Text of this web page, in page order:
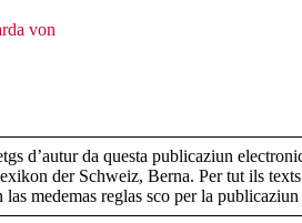
von
d’autur da questa publicaziun
der Schweiz, Berna. Per tut ils
medemas reglas sco per la publicaziun